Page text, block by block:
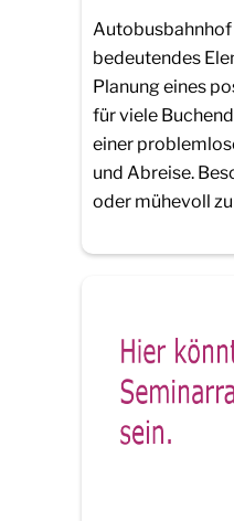
Autobusbahnhof
bedeutendes
Planung eines
für viele
einer
und Abreise.
oder mühevoll